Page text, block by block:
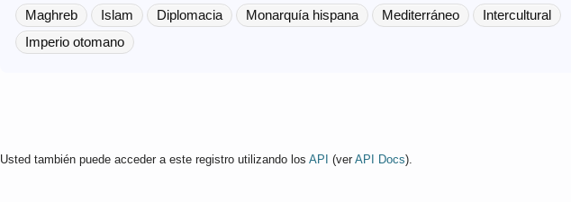
Maghreb Islam Diplomacia Monarquía hispana Mediterráneo
Intercultural
Imperio otomano
Usted también puede acceder a este registro utilizando los API (ver API Docs).